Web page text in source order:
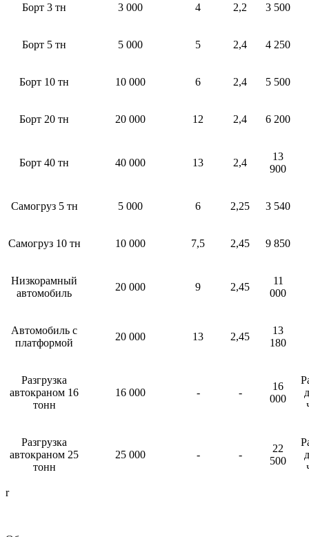
Борт 3 тн 3 000 4 2,2 3 500
Борт 5 тн 5 000 5 2,4 4 250
Борт 10 тн 10 000 6 2,4 5 500
Борт 20 тн 20 000 12 2,4 6 200
Борт 40 тн 40 000 13 2,4
13
900
Самогруз 5 тн 5 000 6 2,25 3 540
Самогруз 10 тн 10 000 7,5 2,45 9 850
Низкорамный
автомобиль
20 000 9 2,45
11
000
Автомобиль с
платформой
20 000 13 2,45
13
180
Разгрузка
автокраном 16
тонн
16 000 - -
16
000
Разгрузка
автокраном 25
тонн
25 000 - -
22
500
r